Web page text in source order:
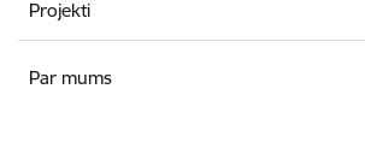
Projekti
Par mums